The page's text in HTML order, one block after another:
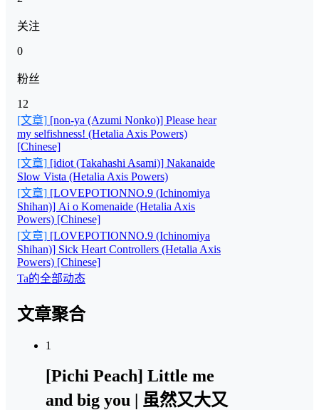
关注
0
粉丝
12
[文章] [non-ya (Azumi Nonko)] Please hear
my selfishness! (Hetalia Axis Powers)
[Chinese]
[文章] [idiot (Takahashi Asami)] Nakanaide
Slow Vista (Hetalia Axis Powers)
[文章] [LOVEPOTIONNO.9 (Ichinomiya
Shihan)] Ai o Komenaide (Hetalia Axis
Powers) [Chinese]
[文章] [LOVEPOTIONNO.9 (Ichinomiya
Shihan)] Sick Heart Controllers (Hetalia Axis
Powers) [Chinese]
Ta的全部动态
文章聚合
1
[Pichi Peach] Little me
and big you | 虽然又大又